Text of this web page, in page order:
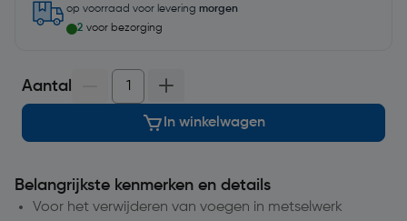
op voorraad voor levering morgen
2 voor bezorging
Aantal
In winkelwagen
Belangrijkste kenmerken en details
Voor het verwijderen van voegen in metselwerk